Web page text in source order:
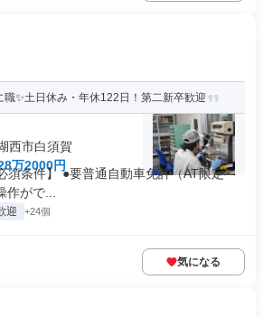
職✨土日休み・年休122日！第二新卒歓迎
西市白須賀
万2000円
須条件】 ●要普通自動車免許（AT限定
がで...
迎 +24個
気になる